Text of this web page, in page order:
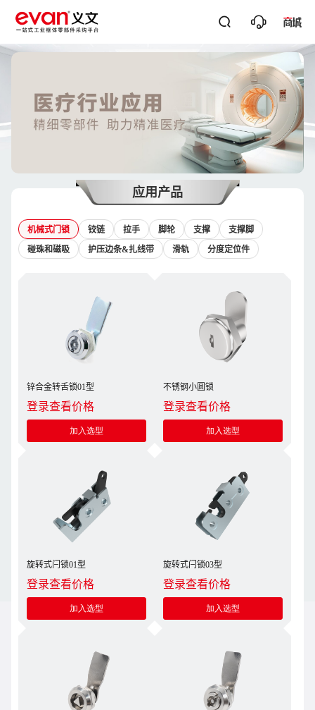
 
 关键词搜

应用产品
机械式门锁 铰链 拉手 脚轮 支撑
支撑脚
碰珠和磁吸
护压边条&扎线带 滑轨 分度定位件
锌合金转舌锁01型
登录查看价格
加入选型
不锈钢小圆锁
登录查看价格
加入选型
旋转式闩锁01型
登录查看价格
加入选型
旋转式闩锁03型
登录查看价格
加入选型